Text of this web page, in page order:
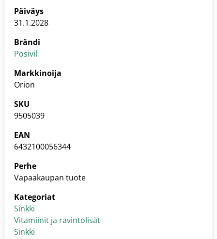
Päiväys
31.1.2028
Brändi
Posivil
Markkinoija
Orion
SKU
9505039
EAN
6432100056344
Perhe
Vapaakaupan tuote
Kategoriat
Sinkki
Vitamiinit ja ravintolisät
Sinkki